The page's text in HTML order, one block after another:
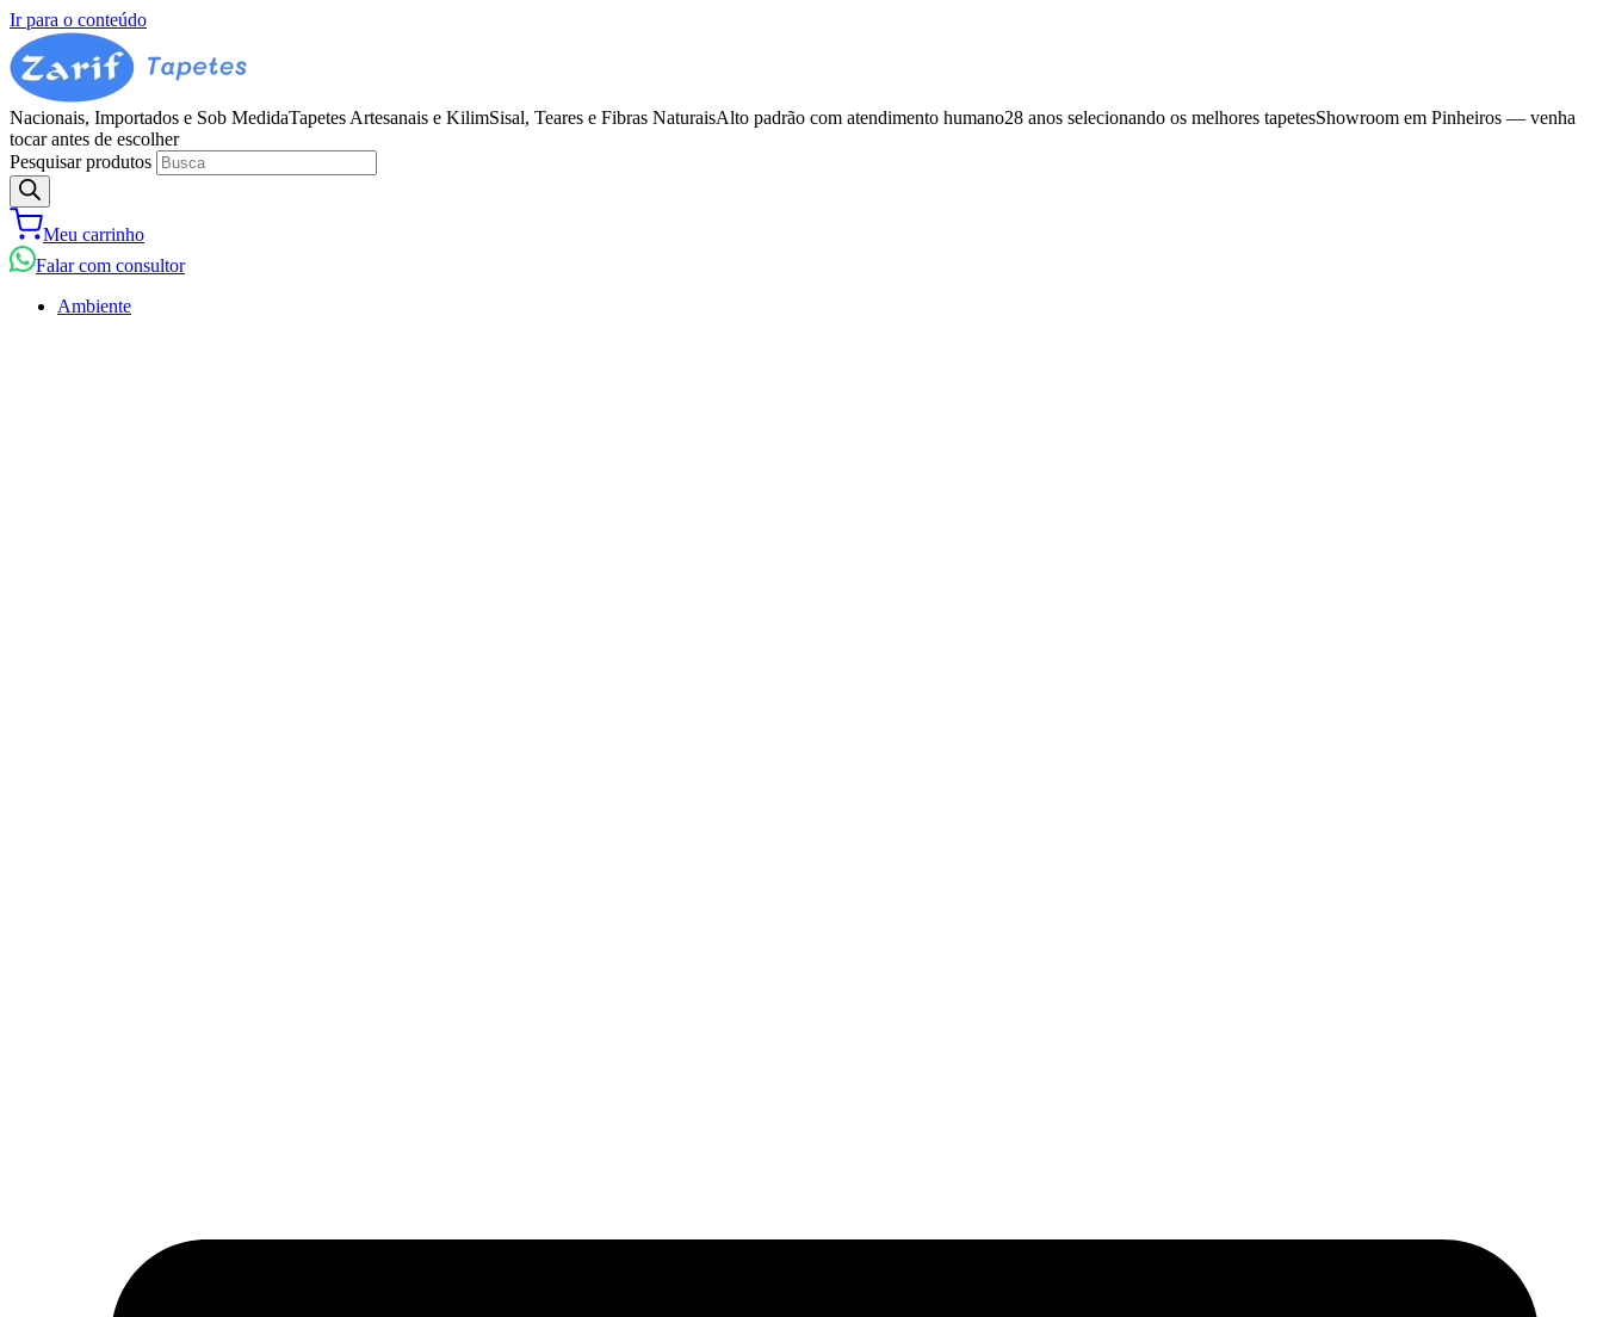
Ir para o conteúdo
Nacionais, Importados e Sob MedidaTapetes Artesanais e KilimSisal, Teares e Fibras NaturaisAlto padrão com atendimento humano28 anos selecionando os melhores tapetesShowroom em Pinheiros — venha
tocar antes de escolher
Pesquisar produtos
Meu carrinho
Falar com consultor
Ambiente